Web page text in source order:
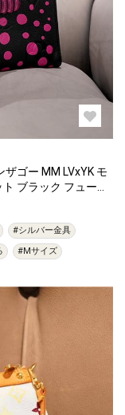
ブラック フューシ
#シルバー金具
#Mサイズ